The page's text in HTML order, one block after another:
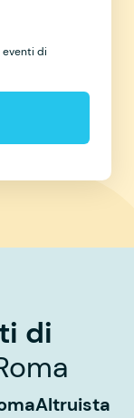
eventi di
di